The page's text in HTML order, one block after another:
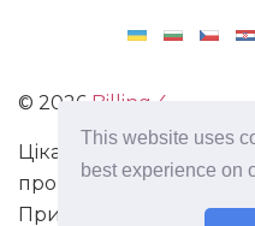
This website uses
best experience on
© 2026 Billing 4
Цікаві та захоплюючі
про виживання в
Пригоди, маршрути і